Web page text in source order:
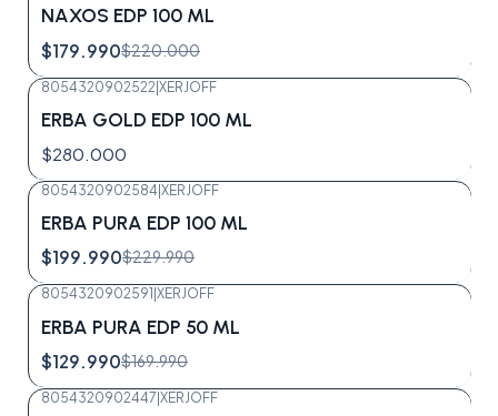
NAXOS EDP 100 ML
$179.990$220.000
8054320902522|XERJOFF
ERBA GOLD EDP 100 ML
$280.000
8054320902584 XERJOFF
ERBA PURA EDP 100 ML
$199.990$229.990
8054320902591 XERJOFF
ERBA PURA EDP 50 ML
$129.990$169.990
8054320902447|XERJOFF